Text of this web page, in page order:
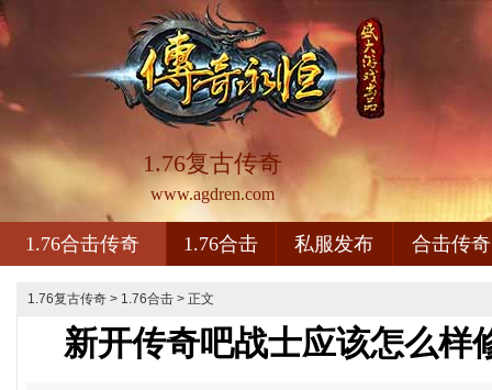
1.76复古传奇
www.agdren.com
1.76合击传奇 1.76合击 私服发布 合击传奇
1.76复古传奇 > 1.76合击 > 正文
新开传奇吧战士应该怎么样